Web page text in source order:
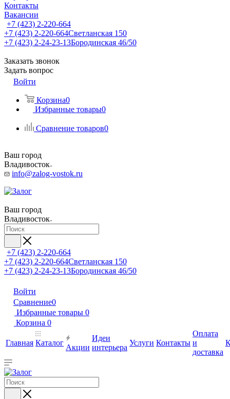
Контакты
Вакансии
+7 (423) 2-220-664
+7 (423) 2-220-664Светланская 150
+7 (423) 2-24-23-13Бородинская 46/50
Заказать звонок
Задать вопрос
Войти
Корзина0
Избранные товары0
Сравнение товаров0
Ваш город
Владивосток
info@zalog-vostok.ru
Ваш город
Владивосток
+7 (423) 2-220-664
+7 (423) 2-220-664Светланская 150
+7 (423) 2-24-23-13Бородинская 46/50
Войти
Сравнение0
Избранные товары 0
Корзина 0
Главная Каталог
Акции
Идеи
интерьера
Услуги Контакты
Оплата
и
доставка